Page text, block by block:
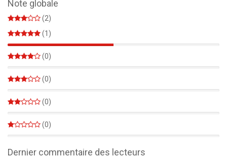
Note globale
(2)
(1)
50%
(0)
(0)
(0)
(0)
Dernier commentaire des lecteurs